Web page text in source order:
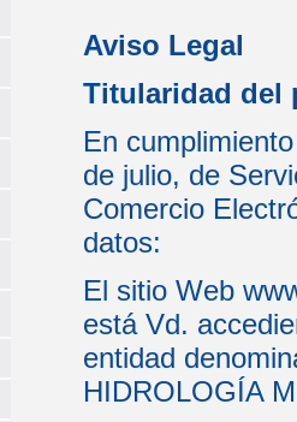
Aviso Legal
Titularidad del
En
de julio, de
Comercio
datos:
El sitio Web
está Vd.
entidad
HIDROLOGÍA